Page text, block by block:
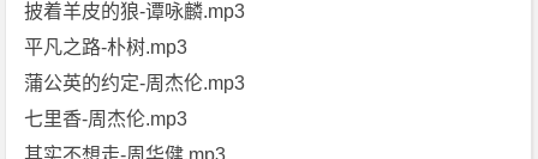
披着羊皮的狼-谭咏麟.mp3
平凡之路-朴树.mp3
蒲公英的约定-周杰伦.mp3
七里香-周杰伦.mp3
其实不想走-周华健.mp3